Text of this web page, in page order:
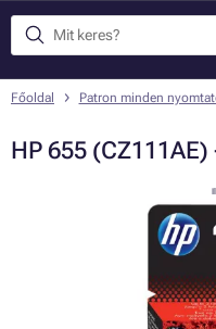
Főoldal Patron minden
HP 655